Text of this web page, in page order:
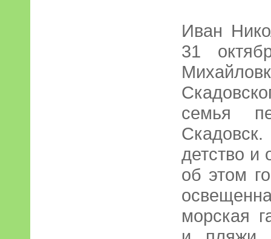
Иван
31
семья
детство и
об этом
морская